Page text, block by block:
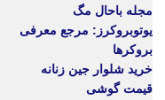
مجله باحال مگ
یوتوبروکرز: مرجع معرفی
بروکرها
خرید شلوار جین زنانه
قیمت گوشی